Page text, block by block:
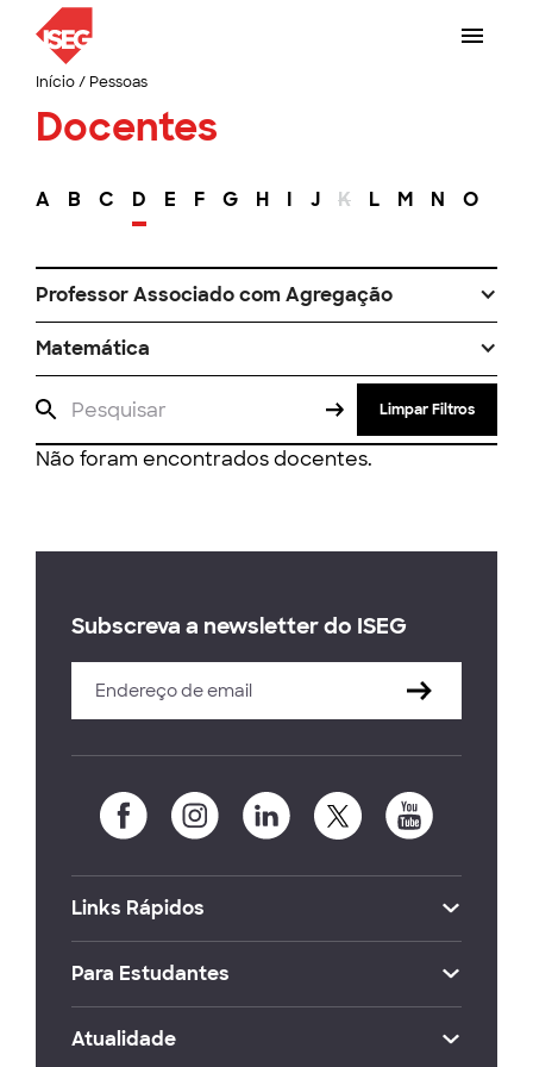
Início/ Pessoas
Docentes
A B C D E F G H I J K L M N O
Professor Associado com Agregação
Matemática
Limpar Filtros
Não foram encontrados docentes.
Subscreva a newsletter do ISEG
Links Rápidos
Para Estudantes
Atualidade